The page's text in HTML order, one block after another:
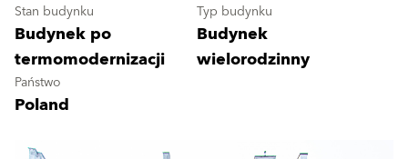
Stan budynku
Budynek po
termomodernizacji
Typ budynku
Budynek
wielorodzinny
Państwo
Poland